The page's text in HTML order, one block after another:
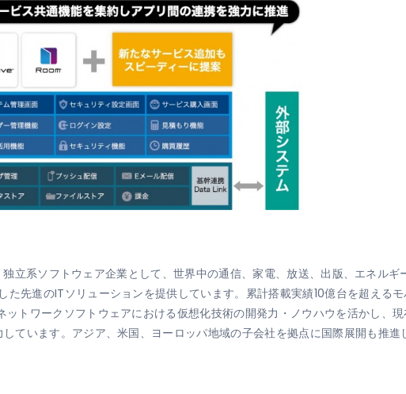
立系ソフトウェア企業として、世界中の通信、家電、放送、出版、エネルギ
先進のITソリューションを提供しています。累計搭載実績10億台を超える
トワークソフトウェアにおける仮想化技術の開発力・ノウハウを活かし、
ています。アジア、米国、ヨーロッパ地域の子会社を拠点に国際展開も推進